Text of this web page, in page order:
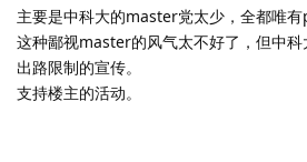
主要是中科大的master党太少，全都唯有
这种鄙视master的风气太不好了，但中
出路限制的宣传。
支持楼主的活动。